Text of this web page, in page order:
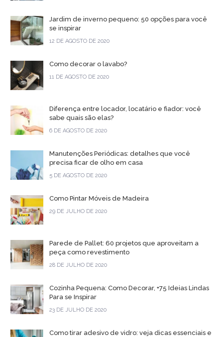
Jardim de inverno pequeno: 50 opções para você
se inspirar
12 DE AGOSTO DE 2020
Como decorar o lavabo?
11 DE AGOSTO DE 2020
Diferença entre locador, locatário e fiador: você
sabe quais são elas?
6 DE AGOSTO DE 2020
Manutenções Periódicas: detalhes que você
precisa ficar de olho em casa
5 DE AGOSTO DE 2020
Como Pintar Móveis de Madeira
29 DE JULHO DE 2020
Parede de Pallet: 60 projetos que aproveitam a
peça como revestimento
28 DE JULHO DE 2020
Cozinha Pequena: Como Decorar, +75 Ideias Lindas
Para se Inspirar
23 DE JULHO DE 2020
Como tirar adesivo de vidro: veja dicas essenciais e